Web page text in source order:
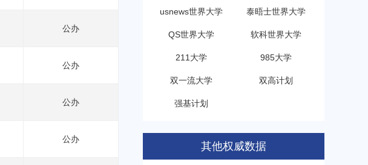
公办
公办
公办
公办
usnews世界大学 泰晤士世界大学
QS世界大学 软科世界大学
211大学 985大学
双一流大学 双高计划
强基计划
其他权威数据